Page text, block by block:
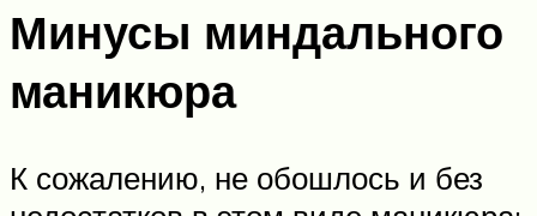
Минусы миндального
маникюра
К сожалению, не обошлось и без